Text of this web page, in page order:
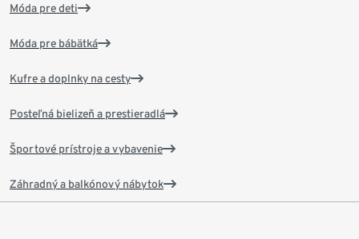
Móda pre deti
Móda pre bábätká
Kufre a doplnky na cesty
Posteľná bielizeň a prestieradlá
Športové prístroje a vybavenie
Záhradný a balkónový nábytok